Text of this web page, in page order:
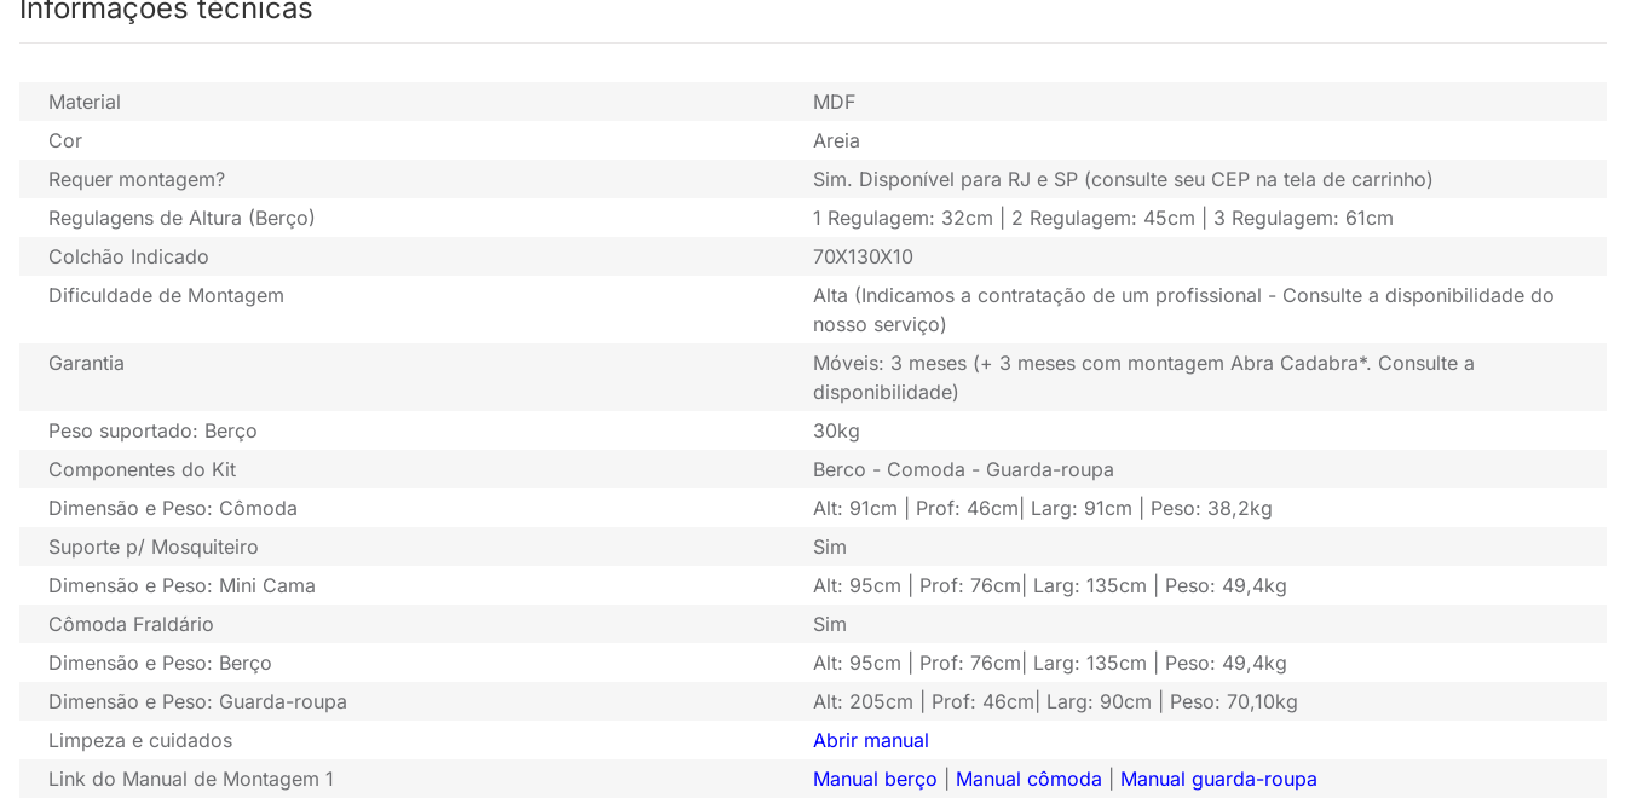
Informações técnicas
Material
MDF
Cor
Areia
Requer montagem?
Sim. Disponível para RJ e SP (consulte seu CEP na tela de carrinho)
Regulagens de Altura (Berço)
1 Regulagem: 32cm | 2 Regulagem: 45cm | 3 Regulagem: 61cm
Colchão Indicado
70X130X10
Dificuldade de Montagem
Alta (Indicamos a contratação de um profissional - Consulte a disponibilidade do
nosso serviço)
Garantia
Móveis: 3 meses (+ 3 meses com montagem Abra Cadabra*. Consulte a
disponibilidade)
Peso suportado: Berço
30kg
Componentes do Kit
Berco - Comoda - Guarda-roupa
Dimensão e Peso: Cômoda
Alt: 91cm | Prof: 46cm| Larg: 91cm | Peso: 38,2kg
Suporte p/ Mosquiteiro
Sim
Dimensão e Peso: Mini Cama
Alt: 95cm | Prof: 76cm| Larg: 135cm | Peso: 49,4kg
Cômoda Fraldário
Sim
Dimensão e Peso: Berço
Alt: 95cm | Prof: 76cm| Larg: 135cm | Peso: 49,4kg
Dimensão e Peso: Guarda-roupa
Alt: 205cm | Prof: 46cm| Larg: 90cm | Peso: 70,10kg
Limpeza e cuidados
Abrir manual
Link do Manual de Montagem 1
Manual berço Manual cômoda Manual guarda-roupa